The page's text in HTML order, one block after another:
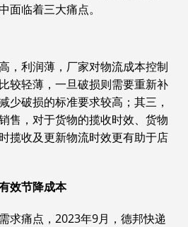
面临着三大痛点。
，利润薄，厂家对物流成本控制
较轻薄，一旦破损则需要重新补
少破损的标准要求较高；其三，
售，对于货物的揽收时效、货物
揽收及更新物流时效更有助于店
效节降成本
求痛点，2023年9月，德邦快递